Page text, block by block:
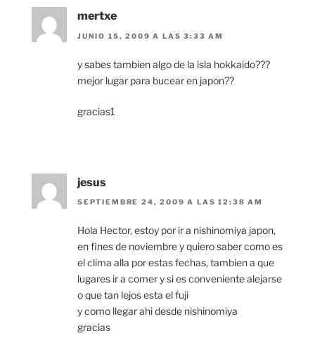
mertxe
JUNIO 15, 2009 A LAS 3:33 AM
y sabes tambien algo de la isla hokkaido???
mejor lugar para bucear en japon??
gracias1
jesus
SEPTIEMBRE 24, 2009 A LAS 12:38 AM
Hola Hector, estoy por ir a nishinomiya japon,
en fines de noviembre y quiero saber como es
el clima alla por estas fechas, tambien a que
lugares ir a comer y si es conveniente alejarse
o que tan lejos esta el fuji
y como llegar ahi desde nishinomiya
gracias